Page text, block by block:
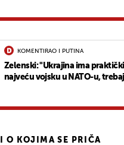
KOMENTIRAO I PUTINA
Zelenski: "Ukrajina ima
najveću vojsku u NATO-u,
O KOJIMA SE PRIČA